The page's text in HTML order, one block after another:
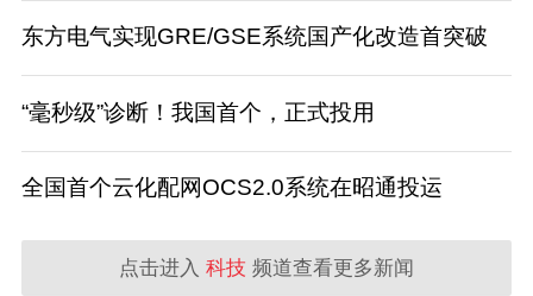
东方电气实现GRE/GSE系统国产化改造首突破
“毫秒级”诊断！我国首个，正式投用
全国首个云化配网OCS2.0系统在昭通投运
点击进入 科技 频道查看更多新闻